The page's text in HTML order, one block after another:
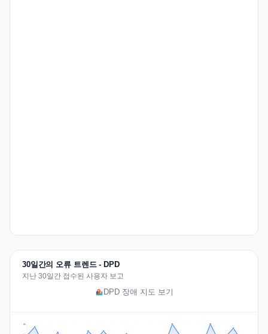
30일간의 오류 트렌드 - DPD
지난 30일간 접수된 사용자 보고
DPD 장애 지도 보기
31